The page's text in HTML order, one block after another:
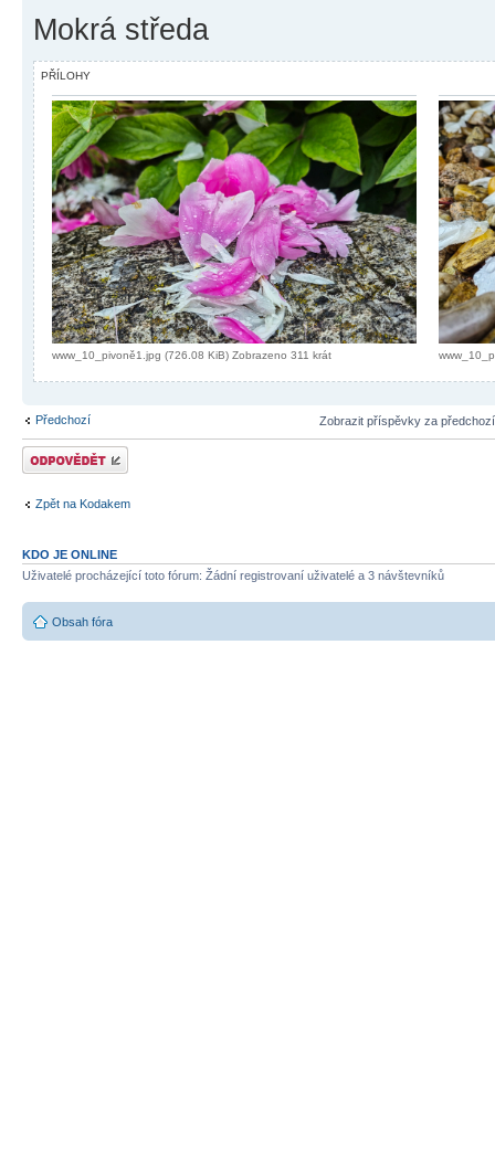
Mokrá středa
PŘÍLOHY
www_10_pivoně1.jpg (726.08 KiB) Zobrazeno 311 krát
Předchozí Zobrazit příspěvky za
Odeslat odpověď
Zpět na Kodakem
KDO JE ONLINE
Uživatelé procházející toto fórum: Žádní registrovaní uživatelé a 3 návštevníků
Obsah fóra